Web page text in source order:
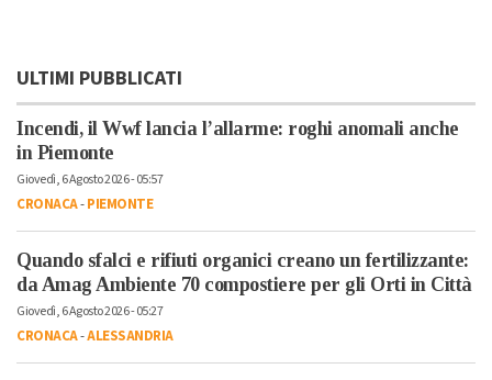
ULTIMI PUBBLICATI
Incendi, il Wwf lancia l’allarme: roghi anomali anche
in Piemonte
Giovedì, 6 Agosto 2026 - 05:57
CRONACA-PIEMONTE
Quando sfalci e rifiuti organici creano un fertilizzante:
da Amag Ambiente 70 compostiere per gli Orti in Città
Giovedì, 6 Agosto 2026 - 05:27
CRONACA-ALESSANDRIA